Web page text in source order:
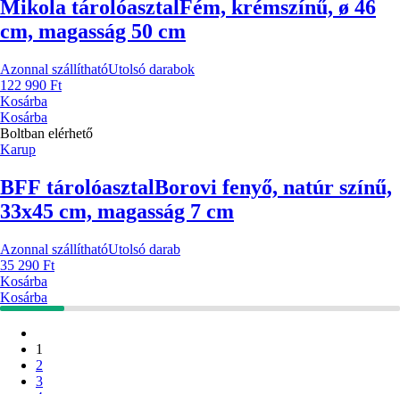
Mikola tárolóasztalFém, krémszínű, ø 46
cm, magasság 50 cm
Azonnal szállíthatóUtolsó darabok
122 990 Ft
Kosárba
Kosárba
Boltban elérhető
Karup
BFF tárolóasztalBorovi fenyő, natúr színű,
33x45 cm, magasság 7 cm
Azonnal szállíthatóUtolsó darab
35 290 Ft
Kosárba
Kosárba
1
2
3